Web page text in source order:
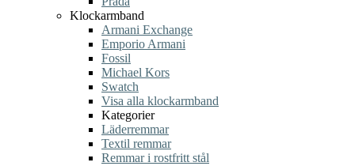
Klockarmband
Armani Exchange
Emporio Armani
Fossil
Michael Kors
Swatch
Visa alla klockarmband
Kategorier
Läderremmar
Textil remmar
Remmar i rostfritt stål